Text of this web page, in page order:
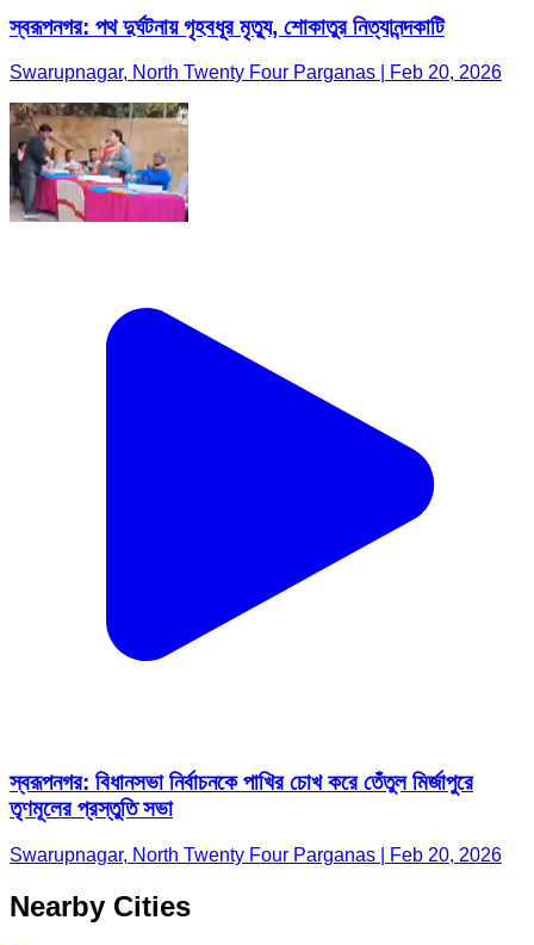
স্বরূপনগর: পথ দুর্ঘটনায় গৃহবধূর মৃত্যু, শোকাতুর নিত্যানন্দকাটি
Swarupnagar, North Twenty Four Parganas | Feb 20, 2026
স্বরূপনগর: বিধানসভা নির্বাচনকে পাখির চোখ করে তেঁতুল মির্জাপুরে
তৃণমূলের প্রস্তুতি সভা
Swarupnagar, North Twenty Four Parganas | Feb 20, 2026
Nearby Cities